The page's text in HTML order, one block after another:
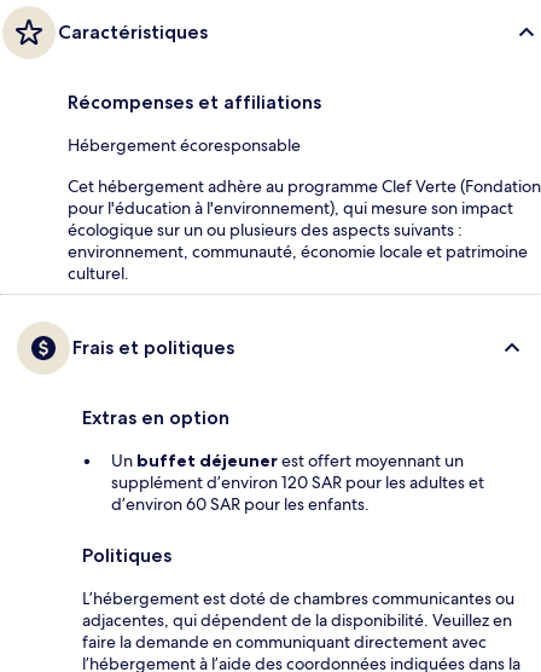
Caractéristiques
Récompenses et affiliations
Hébergement écoresponsable
Cet hébergement adhère au programme Clef Verte (Fondation
pour l'éducation à l'environnement), qui mesure son impact
écologique sur un ou plusieurs des aspects suivants :
environnement, communauté, économie locale et patrimoine
culturel.
Frais et politiques
Extras en option
Un buffet déjeunerest offert moyennant un
supplément d’environ 120 SAR pour les adultes et
d’environ 60 SAR pour les enfants.
Politiques
L’hébergement est doté de chambres communicantes ou
adjacentes, qui dépendent de la disponibilité. Veuillez en
faire la demande en communiquant directement avec
l’hébergement à l’aide des coordonnées indiquées dans la